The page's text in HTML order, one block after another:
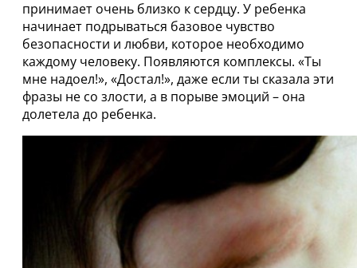
принимает очень близко к сердцу. У ребенка
начинает подрываться базовое чувство
безопасности и любви, которое необходимо
каждому человеку. Появляются комплексы. «Ты
мне надоел!», «Достал!», даже если ты сказала эти
фразы не со злости, а в порыве эмоций – она
долетела до ребенка.